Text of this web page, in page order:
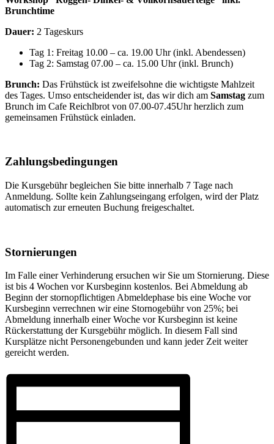
Brunchtime
Dauer: 2 Tageskurs
Tag 1: Freitag 10.00 – ca. 19.00 Uhr (inkl. Abendessen)
Tag 2: Samstag 07.00 – ca. 15.00 Uhr (inkl. Brunch)
Brunch: Das Frühstück ist zweifelsohne die wichtigste Mahlzeit
des Tages. Umso entscheidender ist, das wir dich am Samstag zum
Brunch im Cafe Reichlbrot von 07.00-07.45Uhr herzlich zum
gemeinsamen Frühstück einladen.
Zahlungsbedingungen
Die Kursgebühr begleichen Sie bitte innerhalb 7 Tage nach
Anmeldung. Sollte kein Zahlungseingang erfolgen, wird der Platz
automatisch zur erneuten Buchung freigeschaltet.
Stornierungen
Im Falle einer Verhinderung ersuchen wir Sie um Stornierung. Diese
ist bis 4 Wochen vor Kursbeginn kostenlos. Bei Abmeldung ab
Beginn der stornopflichtigen Abmeldephase bis eine Woche vor
Kursbeginn verrechnen wir eine Stornogebühr von 25%; bei
Abmeldung innerhalb einer Woche vor Kursbeginn ist keine
Rückerstattung der Kursgebühr möglich. In diesem Fall sind
Kursplätze nicht Personengebunden und kann jeder Zeit weiter
gereicht werden.